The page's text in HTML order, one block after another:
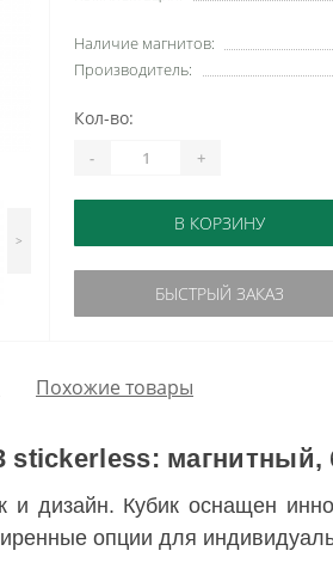
>
Наличие магнитов:
Производитель:
Кол-во:
- +
В КОРЗИНУ
БЫСТРЫЙ ЗАКАЗ
Похожие товары
stickerless: магнитный,
и дизайн. Кубик оснащен
опции для